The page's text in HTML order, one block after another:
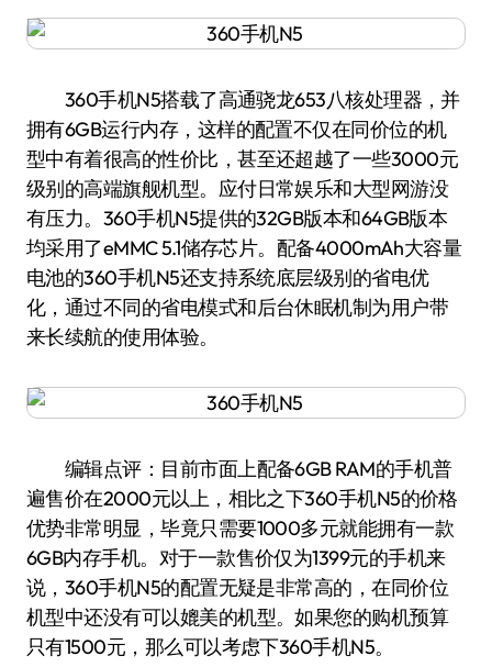
360手机N5搭载了高通骁龙653八核处理器，并
拥有6GB运行内存，这样的配置不仅在同价位的机
型中有着很高的性价比，甚至还超越了一些3000元
级别的高端旗舰机型。应付日常娱乐和大型网游没
有压力。360手机N5提供的32GB版本和64GB版本
均采用了eMMC 5.1储存芯片。配备4000mAh大容量
电池的360手机N5还支持系统底层级别的省电优
化，通过不同的省电模式和后台休眠机制为用户带
来长续航的使用体验。
编辑点评：目前市面上配备6GB RAM的手机普
遍售价在2000元以上，相比之下360手机N5的价格
优势非常明显，毕竟只需要1000多元就能拥有一款
6GB内存手机。对于一款售价仅为1399元的手机来
说，360手机N5的配置无疑是非常高的，在同价位
机型中还没有可以媲美的机型。如果您的购机预算
只有1500元，那么可以考虑下360手机N5。